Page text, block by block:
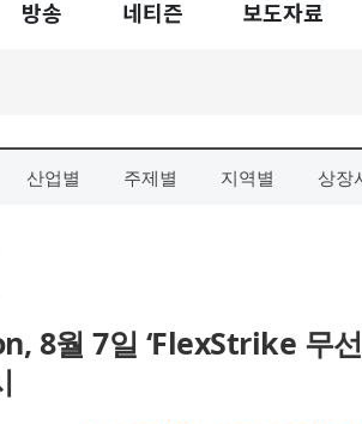
산업별 주제별 지역별 상장
8월 7일 ‘FlexStrike 무